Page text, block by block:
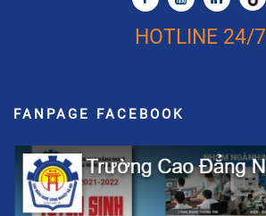
HOTLINE 24/7
FANPAGE FACEBOOK